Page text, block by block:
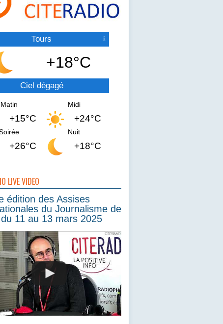
Tours
+18°C
Ciel dégagé
Matin
+15°C
Midi
+24°C
+26°C
Nuit
+18°C
LIVE VIDEO
édition des Assises
du Journalisme de
11 au 13 mars 2025